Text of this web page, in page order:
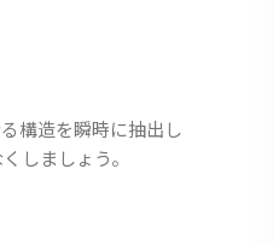
構造を瞬時に抽出し
しましょう。